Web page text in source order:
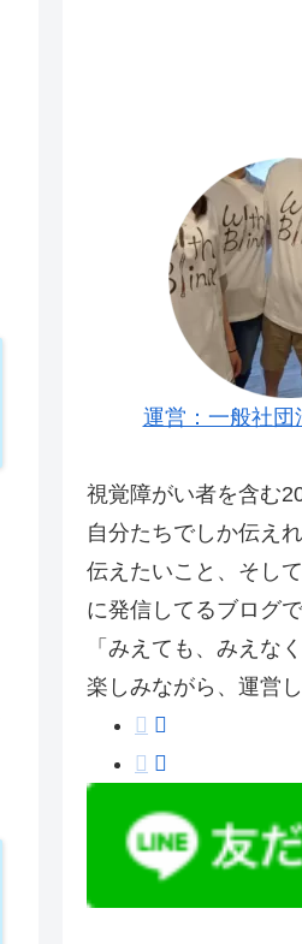
運営：一般社団
視覚障がい者を含む
自分たちでしか伝え
伝えたいこと、そし
に発信してるブログで
「みえても、みえな
楽しみながら、運営